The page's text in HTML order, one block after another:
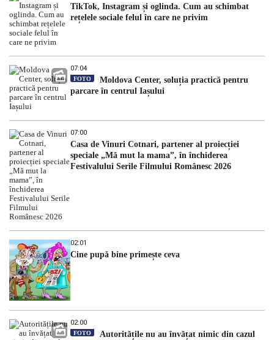
TikTok, Instagram și oglinda. Cum au schimbat
rețelele sociale felul în care ne privim
07:04
FOTO
Moldova Center, soluția practică pentru
parcare în centrul Iașului
07:00
Casa de Vinuri Cotnari, partener al proiecției
speciale „Mă mut la mama”, în închiderea
Festivalului Serile Filmului Românesc 2026
02:01
Cine pupă bine primește ceva
02:00
FOTO
Autoritățile nu au învățat nimic din cazul